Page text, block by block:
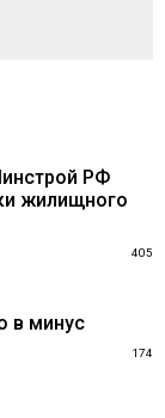
РФ
жилищного
405
в минус
174